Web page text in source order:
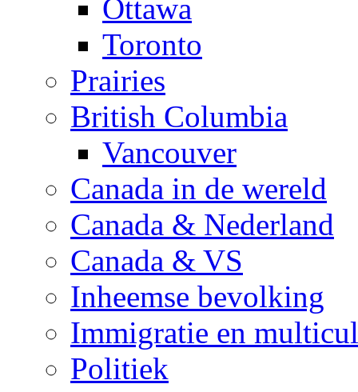
Ottawa
Toronto
Prairies
British Columbia
Vancouver
Canada in de wereld
Canada & Nederland
Canada & VS
Inheemse bevolking
Immigratie en
Politiek